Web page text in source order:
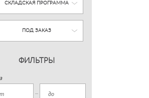
СКЛАДСКАЯ ПРОГРАММА
ПОД ЗАКАЗ
ФИЛЬТРЫ